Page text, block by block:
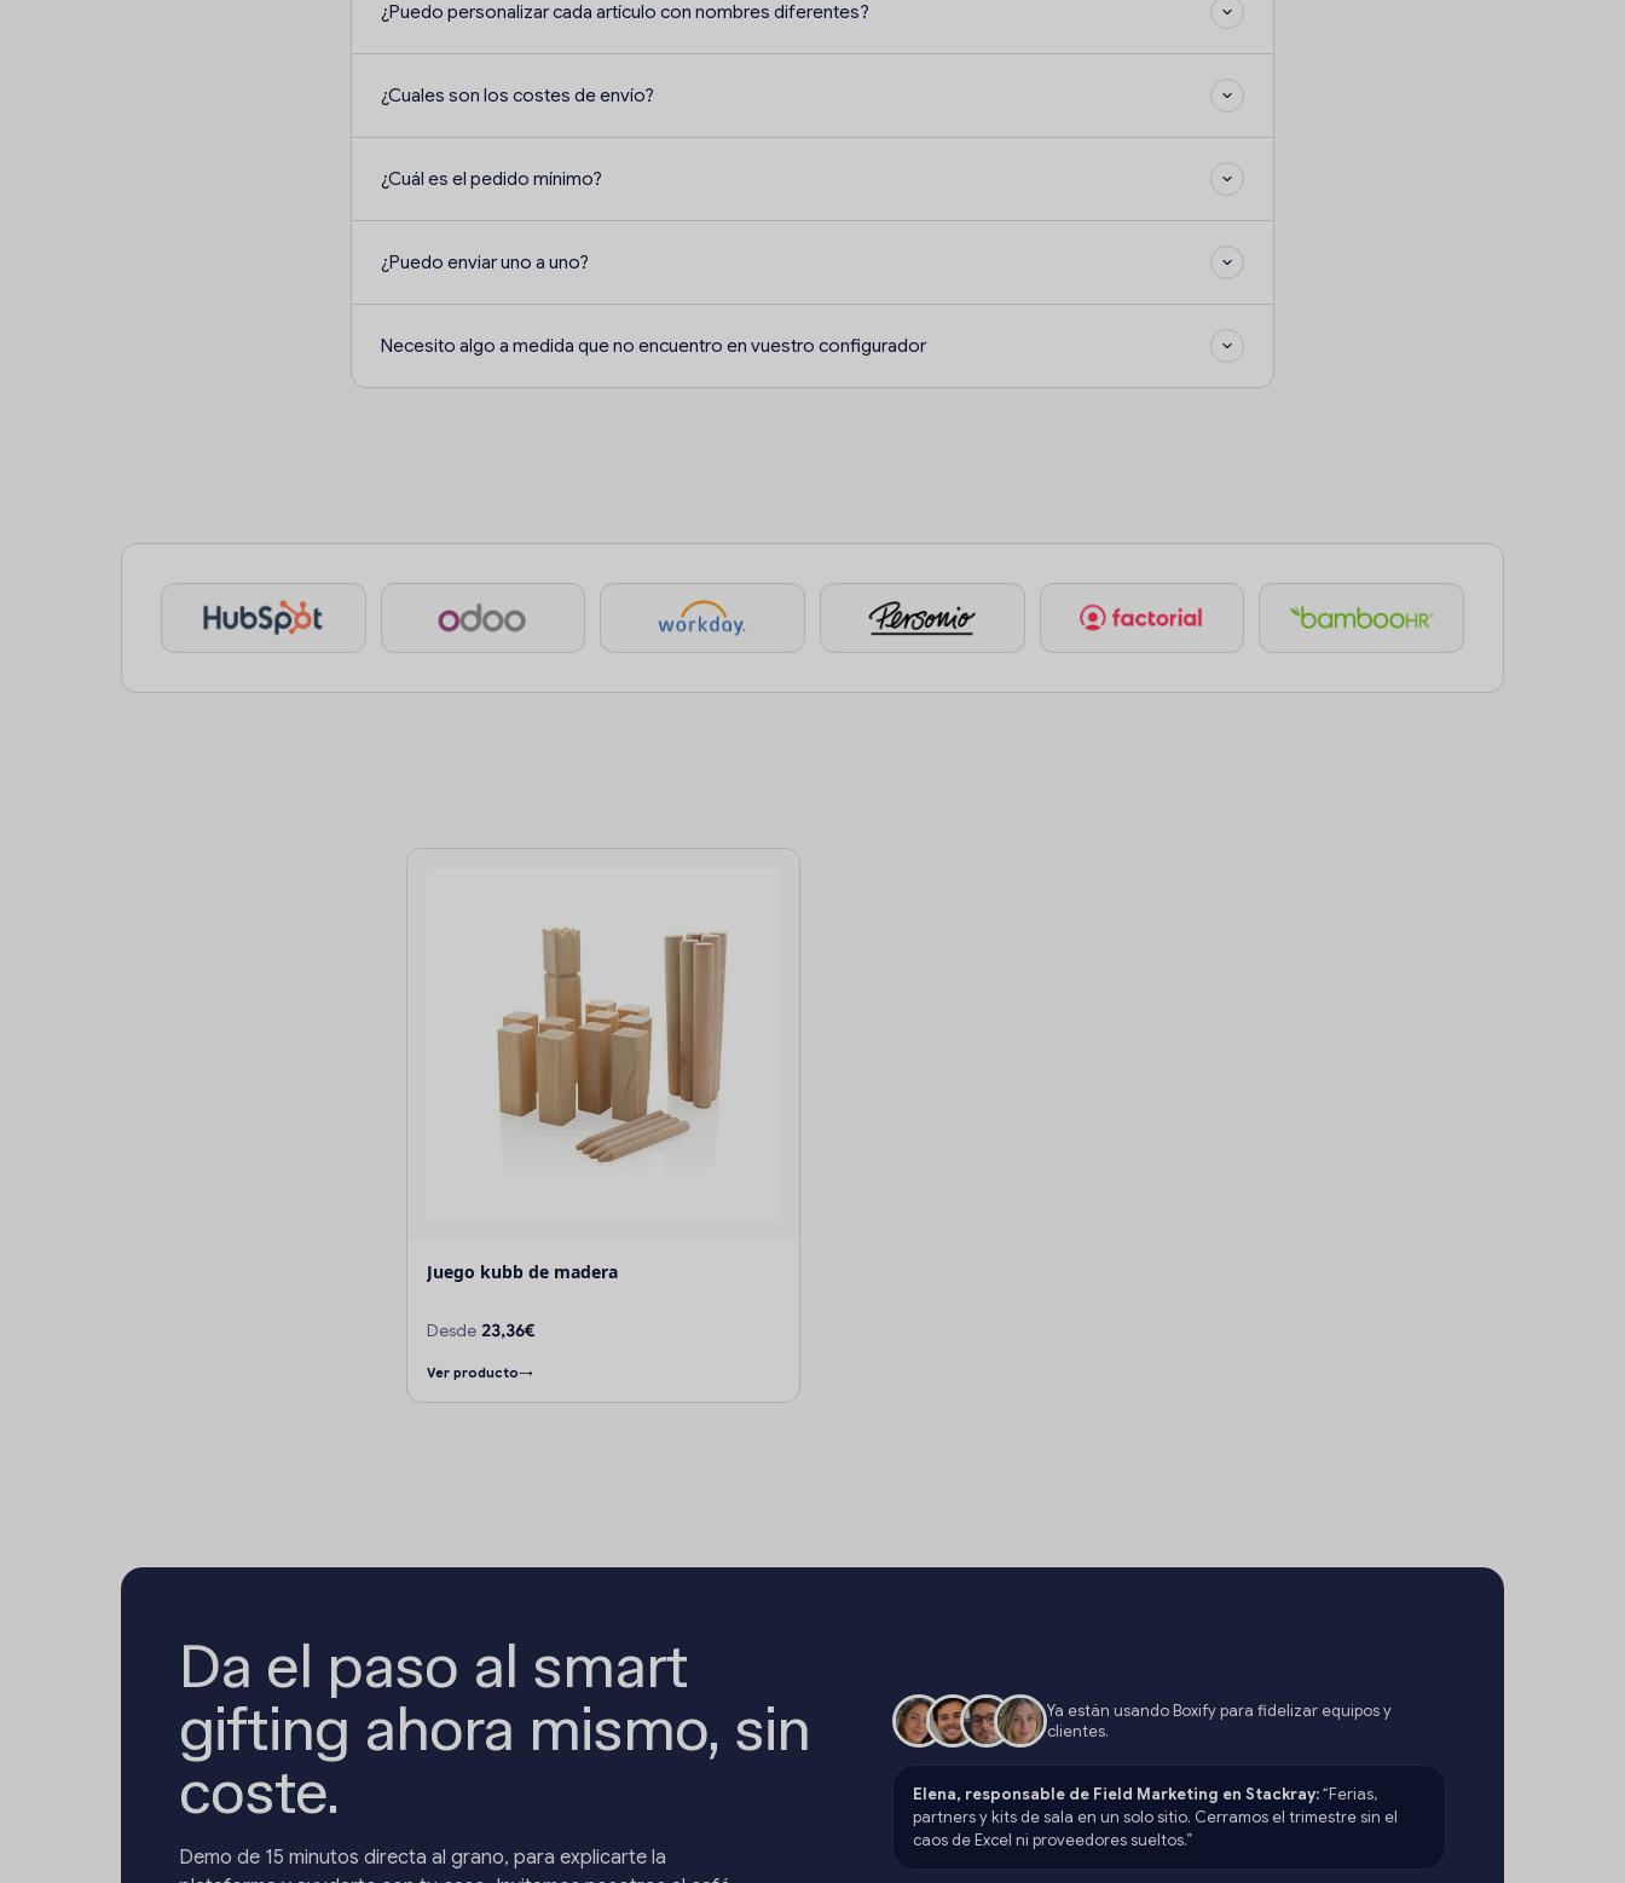
¿Puedo personalizar cada artículo con nombres diferentes?
¿Cuales son los costes de envío?
¿Cuál es el pedido mínimo?
¿Puedo enviar uno a uno?
Necesito algo a medida que no encuentro en vuestro configurador
Juego kubb de madera
Desde 23,36€
Ver producto→
Da el paso al smart
gifting ahora mismo, sin
coste.
Demo de 15 minutos directa al grano, para explicarte la
Ya están usando Boxify para fidelizar equipos y
clientes.
Elena, responsable de Field Marketing en Stackray:“Ferias,
partners y kits de sala en un solo sitio. Cerramos el trimestre sin el
caos de Excel ni proveedores sueltos.”